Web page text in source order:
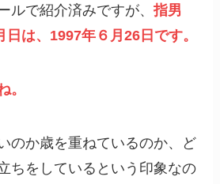
ルで紹介済みですが、指男
日は、1997年６月26日です。
。
のか歳を重ねているのか、ど
ちをしているという印象なの